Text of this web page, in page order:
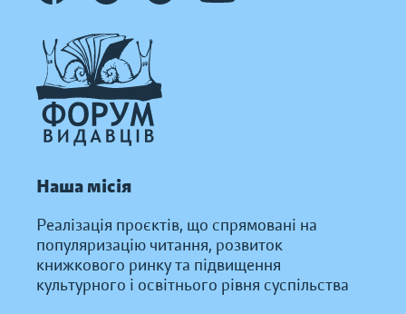
Наша місія
Реалізація проєктів, що спрямовані на
популяризацію читання, розвиток
книжкового ринку та підвищення
культурного і освітнього рівня суспільства